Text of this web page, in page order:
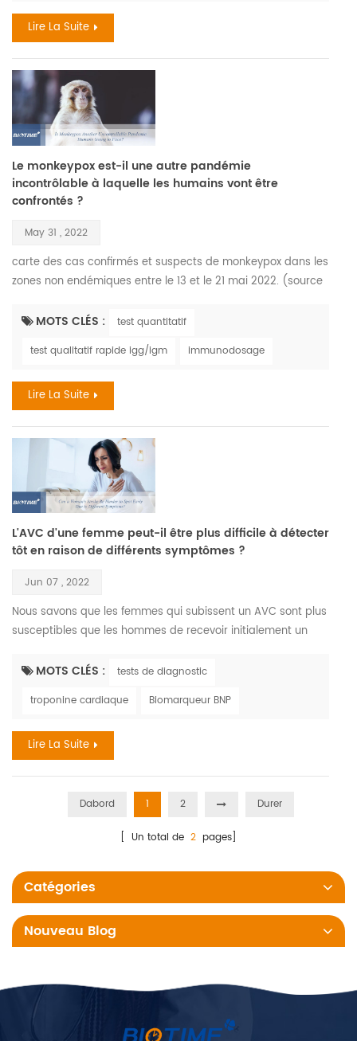
pendant les saisons a également eu un effet considé...
Lire La Suite
Le monkeypox est-il une autre pandémie
incontrôlable à laquelle les humains vont être
confrontés ?
May 31 , 2022
carte des cas confirmés et suspects de monkeypox dans les
zones non endémiques entre le 13 et le 21 mai 2022. (source
monkeypox a été isolé et identifié pour la première fois en
centre de recherche danois sont tombés malades .
lor...
MOTS CLÉS :
test quantitatif
test qualitatif rapide igg/igm
immunodosage
Lire La Suite
L'AVC d'une femme peut-il être plus difficile à détecter
tôt en raison de différents symptômes ?
Jun 07 , 2022
Nous savons que les femmes qui subissent un AVC sont plus
susceptibles que les hommes de recevoir initialement un
qu'elles ne présentent pas toujours ce que l'on pourrait
aussi souvent que les hommes. Selon l'Organisation
mondiale des accidents vasculaires cérébraux WSO :
Incidence et pr...
MOTS CLÉS :
tests de diagnostic
troponine cardiaque
Biomarqueur BNP
Lire La Suite
Dabord 1 2 Durer
[ Un total de 2 pages]
Catégories
Nouveau Blog